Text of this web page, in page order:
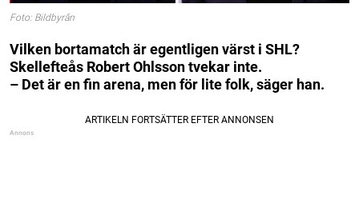
Foto: Bildbyrån
Vilken bortamatch är egentligen värst i SHL?
Skellefteås Robert Ohlsson tvekar inte.
– Det är en fin arena, men för lite folk, säger han.